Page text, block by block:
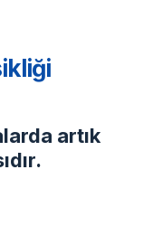
artık